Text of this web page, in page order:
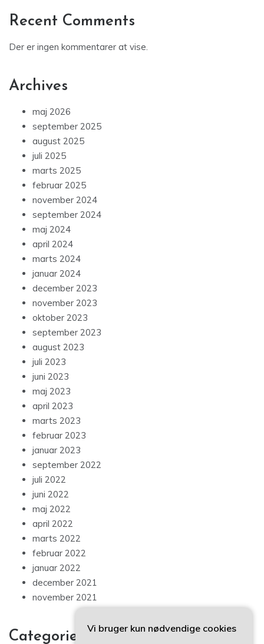
Recent Comments
Der er ingen kommentarer at vise.
Archives
maj 2026
september 2025
august 2025
juli 2025
marts 2025
februar 2025
november 2024
september 2024
maj 2024
april 2024
marts 2024
januar 2024
december 2023
november 2023
oktober 2023
september 2023
august 2023
juli 2023
juni 2023
maj 2023
april 2023
marts 2023
februar 2023
januar 2023
september 2022
juli 2022
juni 2022
maj 2022
april 2022
marts 2022
februar 2022
januar 2022
december 2021
november 2021
Categories
Vi bruger kun nødvendige cookies